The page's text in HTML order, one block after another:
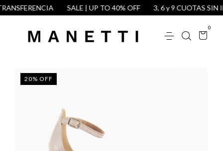
SALE | UP TO 40% OFF 3, 6 y 9 CUOTAS SIN
0
20% OFF